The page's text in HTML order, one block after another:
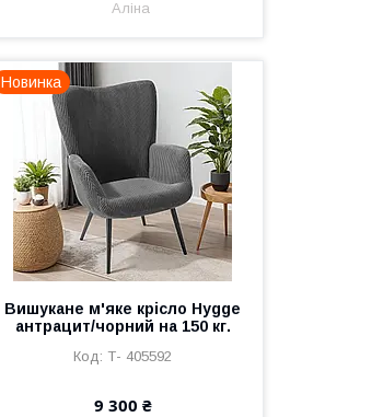
Аліна
Новинка
Вишукане м'яке крісло Hygge
антрацит/чорний на 150 кг.
Т- 405592
9 300 ₴